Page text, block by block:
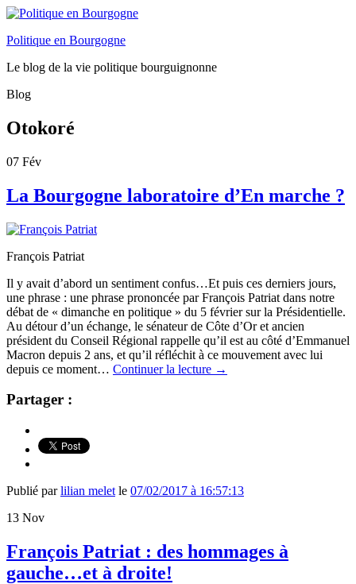
Politique en Bourgogne
Le blog de la vie politique bourguignonne
Blog
Otokoré
07 Fév
La Bourgogne laboratoire d’En marche ?
François Patriat
Il y avait d’abord un sentiment confus…Et puis ces derniers jours,
une phrase : une phrase prononcée par François Patriat dans notre
débat de « dimanche en politique » du 5 février sur la Présidentielle.
Au détour d’un échange, le sénateur de Côte d’Or et ancien
président du Conseil Régional rappelle qu’il est au côté d’Emmanuel
Macron depuis 2 ans, et qu’il réfléchit à ce mouvement avec lui
depuis ce moment… Continuer la lecture →
Partager :
Publié parlilian melet le 07/02/2017 à 16:57:13
13 Nov
François Patriat : des hommages à
gauche…et à droite!